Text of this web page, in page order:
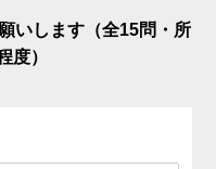
いします（全15問・所
度）